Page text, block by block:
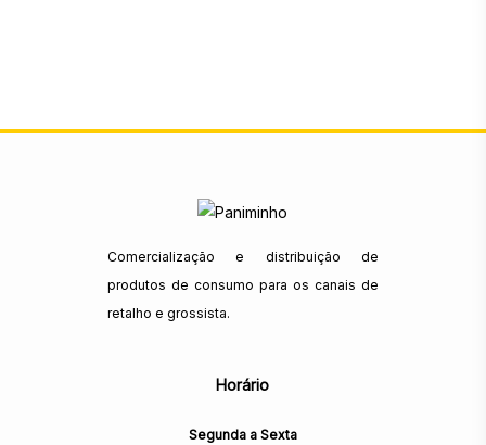
Comercialização e distribuição de
produtos de consumo para os canais de
retalho e grossista.
Horário
Segunda a Sexta